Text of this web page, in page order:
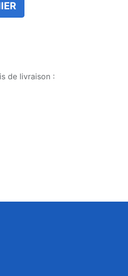
de livraison :